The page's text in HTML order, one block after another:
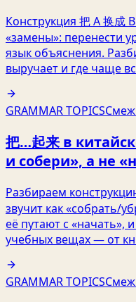
Конструкция 把 A 换
«замены»: перенести
язык объяснения.
выручает и где чаще
GRAMMAR TOPICS
把…起来 в
и собери», а не
Разбираем
звучит как «собрать/
её путают с «начать»,
учебных вещах — от
GRAMMAR TOPICS